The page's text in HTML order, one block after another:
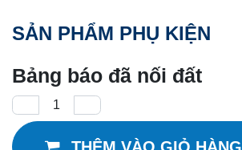
SẢN PHẨM PHỤ KIỆN
Bảng báo đã nối đất